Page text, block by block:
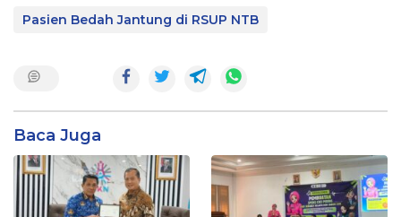
Pasien Bedah Jantung di RSUP NTB
Baca Juga